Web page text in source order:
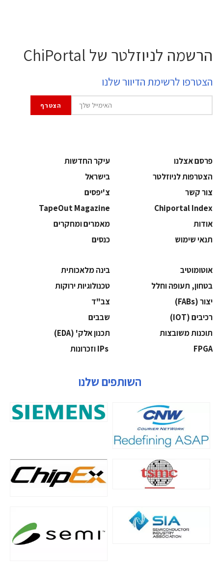
הרשמה לניוזלטר של ChiPortal
הצטרפו לרשימת הדיוור שלנו
פרסם אצלנו
עיקר החדשות
הצטרפות לניוזלטר
בישראל
צור קשר
צ'יפסים
Chiportal Index
TapeOut Magazine
אודות
מאמרים ומחקרים
תנאי שימוש
כנסים
אוטומוטיב
בינה מלאכותית
בטחון, תעופה וחלל
‫טכנולוגיות ירוקות‬
‫יצור (‪(FABs‬‬
‫צב"ד‬
‫רכיבים‬ (IOT)
‫שבבים‬
‫תוכנות משובצות‬
‫תכנון אלק' (‪(EDA‬‬
‫‪FPGA‬‬
השותפים שלנו